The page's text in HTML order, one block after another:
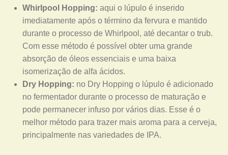
Whirlpool Hopping: aqui o lúpulo é inserido
imediatamente após o término da fervura e mantido
durante o processo de Whirlpool, até decantar o trub.
Com esse método é possível obter uma grande
absorção de óleos essenciais e uma baixa
isomerização de alfa ácidos.
Dry Hopping: no Dry Hopping o lúpulo é adicionado
no fermentador durante o processo de maturação e
pode permanecer infuso por vários dias. Esse é o
melhor método para trazer mais aroma para a cerveja,
principalmente nas variedades de IPA.